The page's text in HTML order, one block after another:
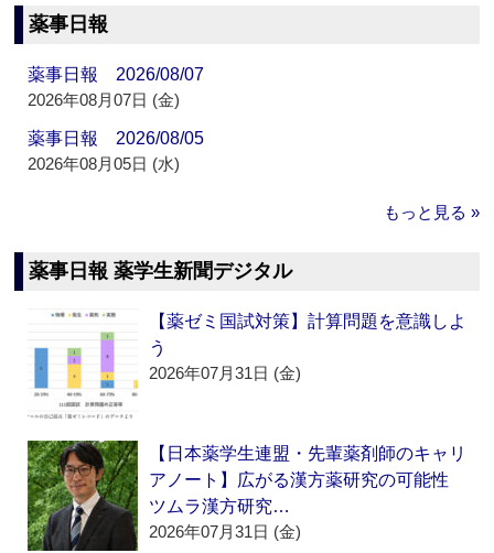
薬事日報
薬事日報 2026/08/07
2026年08月07日 (金)
薬事日報 2026/08/05
2026年08月05日 (水)
もっと見る »
薬事日報 薬学生新聞デジタル
【薬ゼミ国試対策】計算問題を意識しよ
う
2026年07月31日 (金)
【日本薬学生連盟・先輩薬剤師のキャリ
アノート】広がる漢方薬研究の可能性
ツムラ漢方研究…
2026年07月31日 (金)